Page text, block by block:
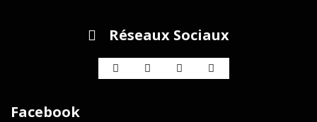
Réseaux Sociaux
Facebook